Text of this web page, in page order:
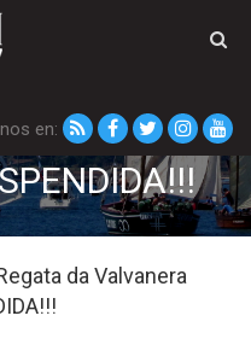
en:
Dornas
da Valvanera